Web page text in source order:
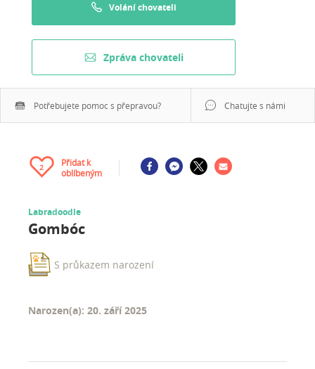
Volání chovateli
Zpráva chovateli
Potřebujete pomoc s přepravou? Chatujte s námi
2
Přidat k
oblíbeným
Labradoodle
Gombóc
S průkazem narození
Narozen(a): 20. září 2025